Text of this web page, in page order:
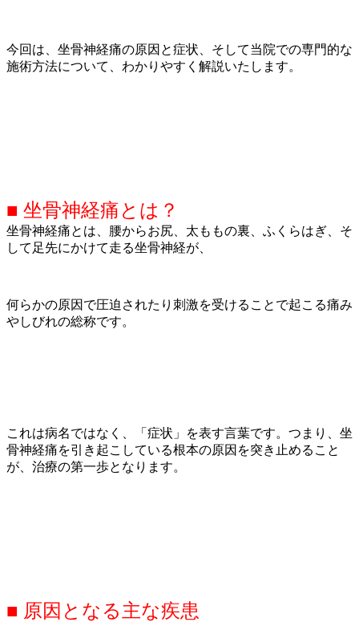
今回は、坐骨神経痛の原因と症状、そして当院での専門的な
施術方法について、わかりやすく解説いたします。
■ 坐骨神経痛とは？
坐骨神経痛とは、腰からお尻、太ももの裏、ふくらはぎ、そ
して足先にかけて走る坐骨神経が、
何らかの原因で圧迫されたり刺激を受けることで起こる痛み
やしびれの総称です。
これは病名ではなく、「症状」を表す言葉です。つまり、坐
骨神経痛を引き起こしている根本の原因を突き止めること
が、治療の第一歩となります。
■ 原因となる主な疾患